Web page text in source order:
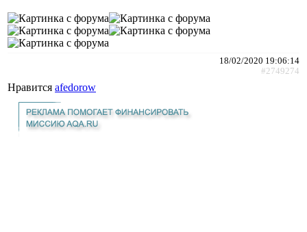
18/02/2020 19:06:14
#2749274
Нравится afedorow